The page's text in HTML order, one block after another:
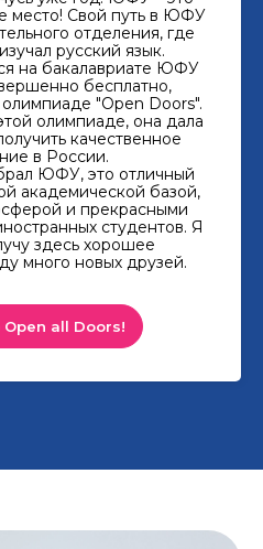
место! Свой путь в ЮФУ
отделения, где
русский язык.
на бакалавриате ЮФУ
бесплатно,
"Open Doors".
олимпиаде, она дала
качественное
в России.
ЮФУ, это отличный
академической базой,
и прекрасными
студентов. Я
здесь хорошее
много новых друзей.
all Doors!